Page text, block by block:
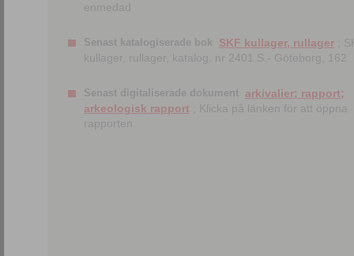
enmedad
Senast katalogiserade bok SKF kullager, rullager ;
kullager, rullager, katalog. nr 2401 S.- Göteborg, 162
Senast digitaliserade dokument arkivalier; rapport;
arkeologisk rapport ; Klicka på länken för att öppna
rapporten